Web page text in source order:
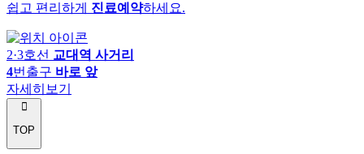
쉽고 편리하게 진료예약하세요.
2·3호선 교대역 사거리
4번출구 바로 앞
자세히보기
TOP